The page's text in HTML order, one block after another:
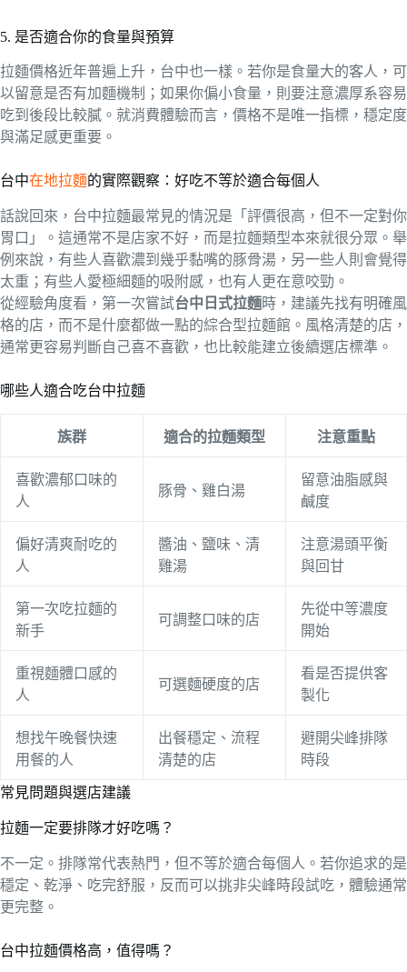
5. 是否適合你的食量與預算
拉麵價格近年普遍上升，台中也一樣。若你是食量大的客人，可
以留意是否有加麵機制；如果你偏小食量，則要注意濃厚系容易
吃到後段比較膩。就消費體驗而言，價格不是唯一指標，穩定度
與滿足感更重要。
台中在地拉麵的實際觀察：好吃不等於適合每個人
話說回來，台中拉麵最常見的情況是「評價很高，但不一定對你
胃口」。這通常不是店家不好，而是拉麵類型本來就很分眾。舉
例來說，有些人喜歡濃到幾乎黏嘴的豚骨湯，另一些人則會覺得
太重；有些人愛極細麵的吸附感，也有人更在意咬勁。
從經驗角度看，第一次嘗試台中日式拉麵時，建議先找有明確風
格的店，而不是什麼都做一點的綜合型拉麵館。風格清楚的店，
通常更容易判斷自己喜不喜歡，也比較能建立後續選店標準。
哪些人適合吃台中拉麵
族群 適合的拉麵類型 注意重點
喜歡濃郁口味的
人
豚骨、雞白湯
留意油脂感與
鹹度
偏好清爽耐吃的
人
醬油、鹽味、清
雞湯
注意湯頭平衡
與回甘
第一次吃拉麵的
新手
可調整口味的店
先從中等濃度
開始
重視麵體口感的
人
可選麵硬度的店
看是否提供客
製化
想找午晚餐快速
用餐的人
出餐穩定、流程
清楚的店
避開尖峰排隊
時段
常見問題與選店建議
拉麵一定要排隊才好吃嗎？
不一定。排隊常代表熱門，但不等於適合每個人。若你追求的是
穩定、乾淨、吃完舒服，反而可以挑非尖峰時段試吃，體驗通常
更完整。
台中拉麵價格高，值得嗎？